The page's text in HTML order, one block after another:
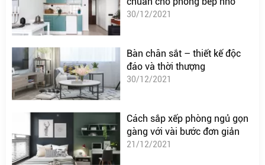
30/12/2021
Bàn chân sắt – thiết kế độc
đáo và thời thượng
30/12/2021
Cách sắp xếp phòng ngủ gọn
gàng với vài bước đơn giản
21/12/2021